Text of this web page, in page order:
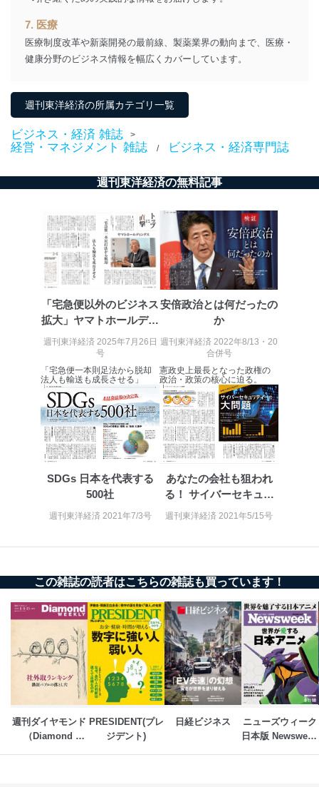
ータ（開示対象個人情報）の利用目的であり、下記4.の
なお、6、7については、パートナー（提携企業）様又は
各SNS運営会社様にご請求いただきますようお願い致し
ます。
当社は、取得した個人情報を適切に管理し､あらかじめ
ません。ただし、次の場合は除きます。
法令に基づく場合
場合であって、本人の同意を得ることが困難であると
公衆衛生の向上または児童の健全な育成の推進のため
に特に必要がある場合であって、本人の同意を得るこ
とが困難である場合。
国の機関もしくは地方公共団体またはその委託を受け
た者が法令の定める事務を遂行することに対して協力
する必要がある場合であって、本人の同意を得ること
により当該事務の遂行に支障を及ぼすおそれがあると
き。
上記２．の利用目的を実施するために守秘義務を結ん
託・提供する場合、その業務に必要な範囲で委託・提
供先企業に個人情報を開示することがあります。
委託・提供先企業は具体的には以下のような企業です
が、これらに限りません。
委託先：カスタマーサポート支援会社 、クレジッ
トカード決済などの決済代行・料金回収会社、広
告配信サービス会社
提供先：出版社、出版物発売元、卸売会社、販売
店など商品の供給者、梱包会社、配送会社、新聞
４．開示対象個人情報の「開示」「訂正」等の請求につ
の通知を求められた場合には、遅滞なくこれに応じま
利用目的の通知を行なうことはできません。そのとき
は、本人に遅滞無くその旨を通知するとともに、理由を
説明させていただきます。
①利用目的を本人に通知し、又は公表することによって
本人又は第三者の生命、身体、財産その他の権利利益を
害するおそれがある場合
②利用目的を本人に通知し、又は公表することによって
当該事業者の権利又は正当な利益を害するおそれがある
場合
③国の機関又は地方公共団体が法令の定める事務を遂行
することに対して協力する必要がある場合であって、利
用目的を本人に通知し、又は公表することによって当該
事務の遂行に支障を及ぼすおそれがあるとき
④開示対象個人情報の利用目的が明らかな場合
7. 医療
医療制度改革や新薬開発の最前線、製薬業界の動向まで、医療・
健康分野のビジネス情報を幅広くカバーしています。
週刊東洋経済の所属カテゴリ一覧
ビジネス・経済 雑誌 >
経営・マネジメント 雑誌 / ビジネス・経済専門誌
週刊東洋経済の無料記事
「宅急便以外のビジネス
拡大」ヤマトホールディ
ングス社長...
週刊東洋経済 2025年7月26日
号
「宅急便一本則足法から脱却
法人も輸送も成長させる」
安倍政治とは何だったの
か
週刊東洋経済 2022年8/13・20
合併号
憲政史上最長となった政権の
政治・政策の核心に迫る。
SDGs 日本を代表する
500社
週刊東洋経済 2021年7/3号
あなたの会社も狙われ
る！ サイバーセキュリ
ティーの大問題
週刊東洋経済 2021年5/15号
この雑誌の読者はこちらの雑誌も買っています！
週刊ダイヤモンド
（Diamond
PRESIDENT(プレ
ジデント)
日経ビジネス
ニューズウィーク
日本版 Newsweek